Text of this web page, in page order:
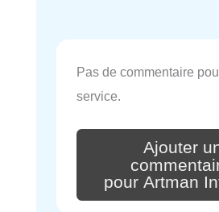
Pas de commentaire
service.
Ajouter
pour Artman